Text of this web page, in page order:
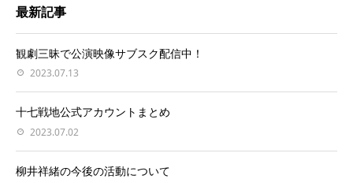
最新記事
観劇三昧で公演映像サブスク配信中！
2023.07.13
十七戦地公式アカウントまとめ
2023.07.02
柳井祥緒の今後の活動について